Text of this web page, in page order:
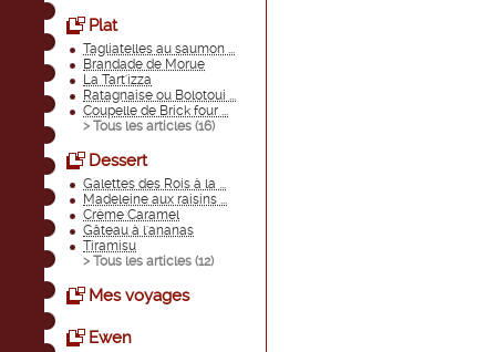
Plat
Tagliatelles au saumon ...
Brandade de Morue
La Tart'izza
Ratagnaise ou Bolotoui ...
Coupelle de Brick four ...
> Tous les articles (16)
Dessert
Galettes des Rois à la ...
Madeleine aux raisins ...
Crème Caramel
Gâteau à l'ananas
Tiramisu
> Tous les articles (12)
Mes voyages
Ewen